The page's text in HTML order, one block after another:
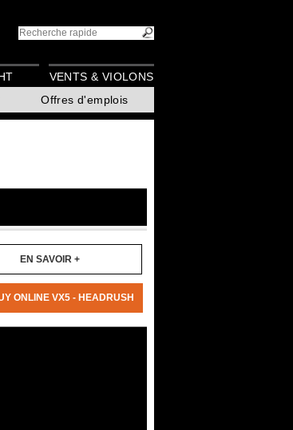
Offres d'emplois
VENTS & VIOLONS
EN SAVOIR +
ONLINE VX5 - HEADRUSH